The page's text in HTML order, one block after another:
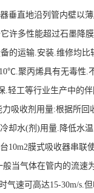
垂直地沿列管内壁以
许多性能超过石墨降
的运输.安装.维修均
聚丙烯具有无毒性.
.轻工等行业生产中的
吸收剂用量:根据所回
却水(剂)用量.降低水
10m2膜式吸收器串联
当气体在管内的流速
速可高达15-30m/s.